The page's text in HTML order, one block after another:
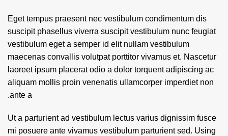
Eget tempus praesent nec vestibulum condimentum dis
suscipit phasellus viverra suscipit vestibulum nunc feugiat
vestibulum eget a semper id elit nullam vestibulum
maecenas convallis volutpat porttitor vivamus et. Nascetur
laoreet ipsum placerat odio a dolor torquent adipiscing ac
aliquam mollis proin venenatis ullamcorper imperdiet non
ante a.
Ut a parturient ad vestibulum lectus varius dignissim fusce
mi posuere ante vivamus vestibulum parturient sed. Using